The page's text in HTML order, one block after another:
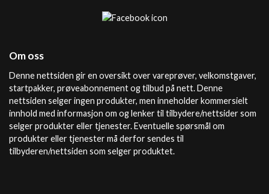
Om oss
Denne nettsiden gir en oversikt over vareprøver, velkomstgaver,
startpakker, prøveabonnement og tilbud på nett. Denne
nettsiden selger ingen produkter, men inneholder kommersielt
innhold med informasjon om og lenker til tilbydere/nettsider som
selger produkter eller tjenester. Eventuelle spørsmål om
produkter eller tjenester må derfor sendes til
tilbyderen/nettsiden som selger produktet.